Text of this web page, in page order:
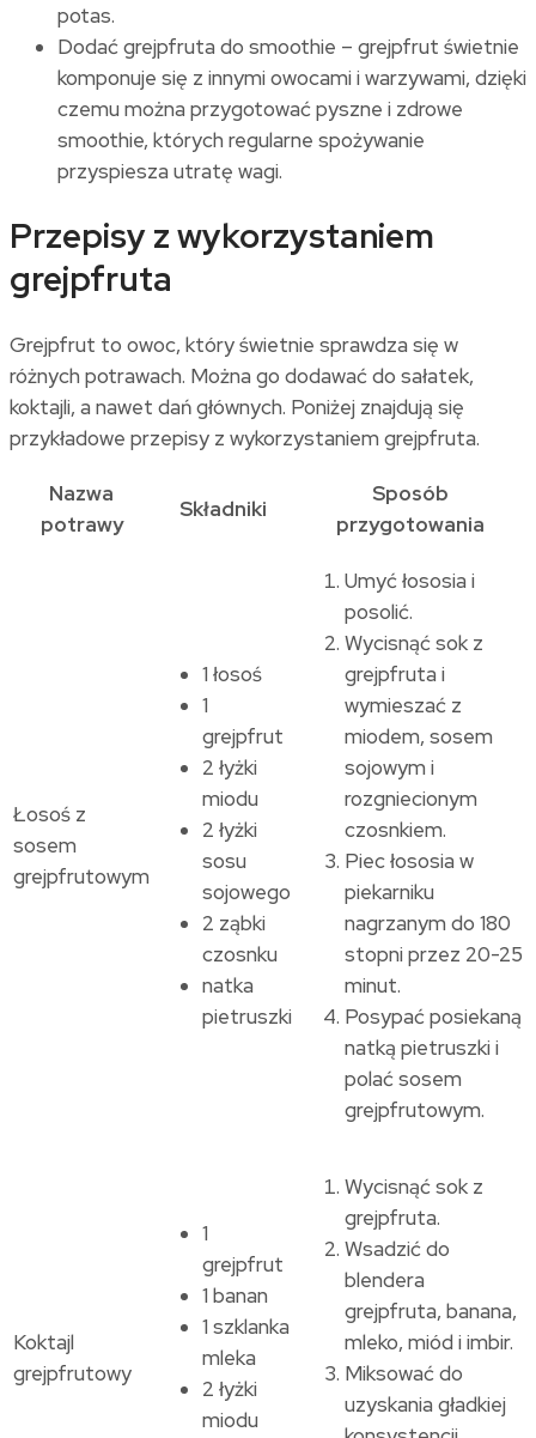
potas.
Dodać grejpfruta do smoothie – grejpfrut świetnie
komponuje się z innymi owocami i warzywami, dzięki
czemu można przygotować pyszne i zdrowe
smoothie, których regularne spożywanie
przyspiesza utratę wagi.
Przepisy z wykorzystaniem
grejpfruta
Grejpfrut to owoc, który świetnie sprawdza się w
różnych potrawach. Można go dodawać do sałatek,
koktajli, a nawet dań głównych. Poniżej znajdują się
przykładowe przepisy z wykorzystaniem grejpfruta.
Nazwa
potrawy
Składniki
Sposób
przygotowania
Łosoś z
sosem
grejpfrutowym
1 łosoś
1
grejpfrut
2 łyżki
miodu
2 łyżki
sosu
sojowego
2 ząbki
czosnku
natka
pietruszki
Umyć łososia i
posolić.
Wycisnąć sok z
grejpfruta i
wymieszać z
miodem, sosem
sojowym i
rozgniecionym
czosnkiem.
Piec łososia w
piekarniku
nagrzanym do 180
stopni przez 20-25
minut.
Posypać posiekaną
natką pietruszki i
polać sosem
grejpfrutowym.
Koktajl
grejpfrutowy
1
grejpfrut
1 banan
1 szklanka
mleka
2 łyżki
miodu
Wycisnąć sok z
grejpfruta.
Wsadzić do
blendera
grejpfruta, banana,
mleko, miód i imbir.
Miksować do
uzyskania gładkiej